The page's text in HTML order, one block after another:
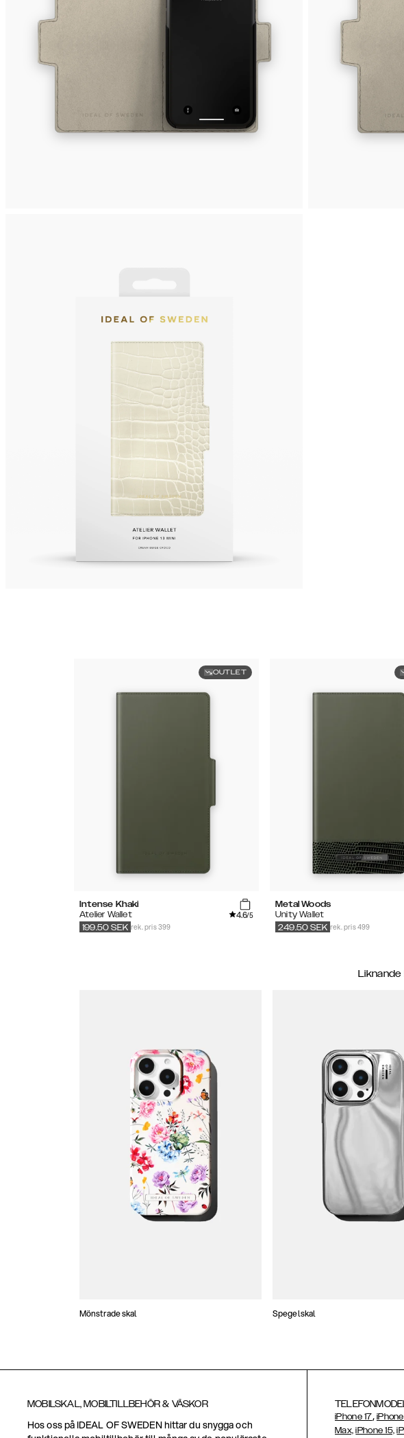
OUTLET
Intense Khaki
Atelier Wallet
4.6/5
rek. pris 399
199.50 SEK
Metal Woods
Unity Wallet
rek. pris 499
249.50 SEK
Mönstrade skal Spegelskal
MOBILSKAL, MOBILTILLBEHÖR & VÄSKOR
Hos oss på IDEAL OF SWEDEN hittar du snygga och
iPhone 17,
Max, iPhone 15,